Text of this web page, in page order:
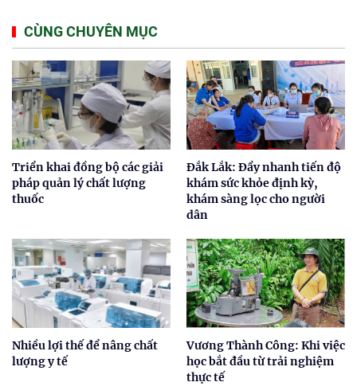
CÙNG CHUYÊN MỤC
Triển khai đồng bộ các giải
pháp quản lý chất lượng
thuốc
Đắk Lắk: Đẩy nhanh tiến độ
khám sức khỏe định kỳ,
khám sàng lọc cho người
dân
Nhiều lợi thế để nâng chất
lượng y tế
Vương Thành Công: Khi việc
học bắt đầu từ trải nghiệm
thực tế